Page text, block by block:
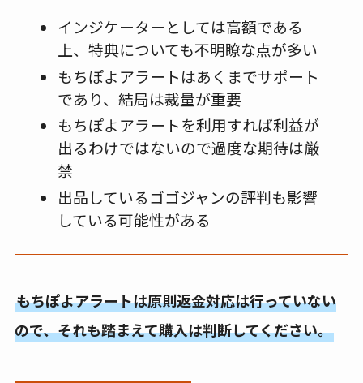
インジケーターとしては高額である
上、特典についても不明瞭な点が多い
もちぽよアラートはあくまでサポート
であり、結局は裁量が重要
もちぽよアラートを利用すれば利益が
出るわけではないので過度な期待は厳
禁
出品しているゴゴジャンの評判も影響
している可能性がある
もちぽよアラートは原則返金対応は行っていない
ので、それも踏まえて購入は判断してください。